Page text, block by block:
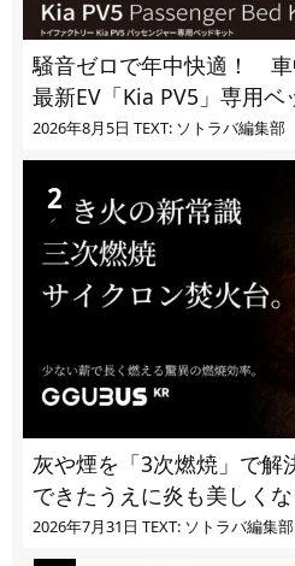
騒音ゼロで年中快適！
最新EV「Kia PV5」専用
2026年8月5日 TEXT: ソトラバ編集部
灰や煙を「3次燃焼」で
できたうえに炎も美しく
2026年7月31日 TEXT: ソトラバ編集部